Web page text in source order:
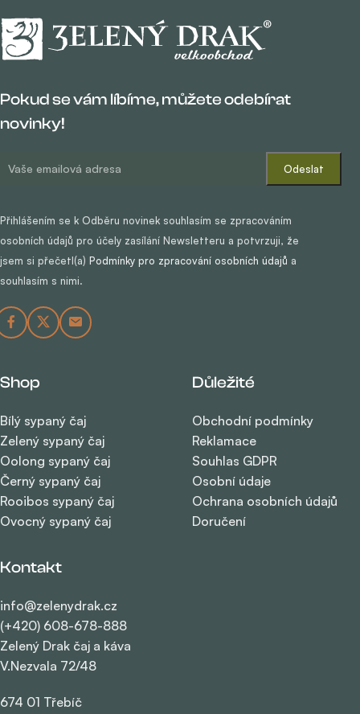
Pokud se vám líbíme, můžete odebírat
novinky!
Přihlášením se k Odběru novinek souhlasím se zpracováním
osobních údajů pro účely zasílání Newsletteru a potvrzuji, že
jsem si přečetl(a) Podmínky pro zpracování osobních údajů a
souhlasím s nimi.
Shop
Bílý sypaný čaj
Zelený sypaný čaj
Oolong sypaný čaj
Černý sypaný čaj
Rooibos sypaný čaj
Ovocný sypaný čaj
Důležité
Obchodní podmínky
Reklamace
Souhlas GDPR
Osobní údaje
Ochrana osobních údajů
Doručení
Kontakt
info@zelenydrak.cz
(+420) 608-678-888
Zelený Drak čaj a káva
V.Nezvala 72/48
674 01 Třebíč